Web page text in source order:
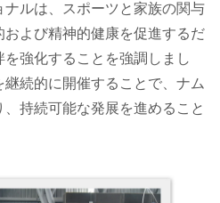
ルは、スポーツと家族の関与
および精神的健康を促進するだ
強化することを強調しまし
続的に開催することで、ナム
持続可能な発展を進めること